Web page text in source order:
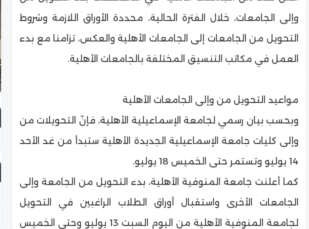
وإلى الجامعات، خلال الفترة الحالية، محددة الأوراق اللازمة وشروط
التحويل من الجامعات إلى الجامعات الأهلية والعكس، تزامنا مع بدء
العمل في مكاتب التنسيق المختلفة بالجامعات الأهلية.
مواعيد التحويل من وإلى الجامعات الأهلية
وبحسب بيان رسمي لجامعة الإسماعيلية الأهلية، فإنّ التحويلات من
وإلى كليات جامعة الإسماعيلية الجديدة الأهلية ستبدأ من غد الأحد
14 يوليو وتستمر حتى الخميس 18 يوليو.
كما أعلنت جامعة المنوفية الأهلية، بدء التحويل من الجامعة وإلى
الجامعات الأخرى واستقبال أوراق الطلاب الراغبين في التحويل
لجامعة المنوفية الأهلية من اليوم السبت 13 يوليو وحتى الخميس